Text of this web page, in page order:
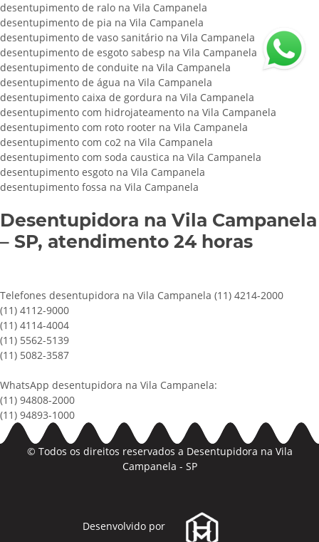
desentupimento de ralo na Vila Campanela
desentupimento de pia na Vila Campanela
desentupimento de vaso sanitário na Vila Campanela
desentupimento de esgoto sabesp na Vila Campanela
desentupimento de conduite na Vila Campanela
desentupimento de água na Vila Campanela
desentupimento caixa de gordura na Vila Campanela
desentupimento com hidrojateamento na Vila Campanela
desentupimento com roto rooter na Vila Campanela
desentupimento com co2 na Vila Campanela
desentupimento com soda caustica na Vila Campanela
desentupimento esgoto na Vila Campanela
desentupimento fossa na Vila Campanela
Desentupidora na Vila Campanela
– SP, atendimento 24 horas
Telefones desentupidora na Vila Campanela (11) 4214-2000
(11) 4112-9000
(11) 4114-4004
(11) 5562-5139
(11) 5082-3587
WhatsApp desentupidora na Vila Campanela:
(11) 94808-2000
(11) 94893-1000
© Todos os direitos reservados a Desentupidora na Vila
Campanela - SP
Desenvolvido por